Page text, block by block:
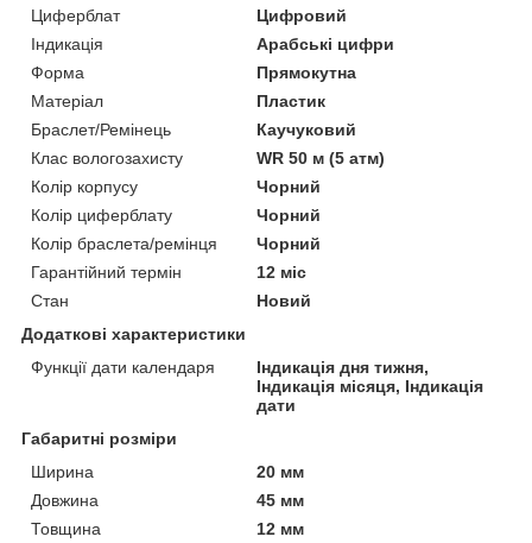
Циферблат
Цифровий
Індикація
Арабські цифри
Форма
Прямокутна
Матеріал
Пластик
Браслет/Ремінець
Каучуковий
Клас вологозахисту
WR 50 м (5 атм)
Колір корпусу
Чорний
Колір циферблату
Чорний
Колір браслета/ремінця
Чорний
Гарантійний термін
12 міс
Стан
Новий
Додаткові характеристики
Функції дати календаря
Індикація дня тижня,
Індикація місяця, Індикація
дати
Габаритні розміри
Ширина
20 мм
Довжина
45 мм
Товщина
12 мм